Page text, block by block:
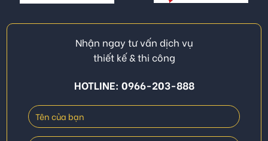
Nhận ngay tư vấn dịch vụ
thiết kế & thi công
HOTLINE: 0966-203-888